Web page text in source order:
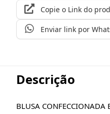
Copie o Link do
Enviar link por
Descrição
BLUSA